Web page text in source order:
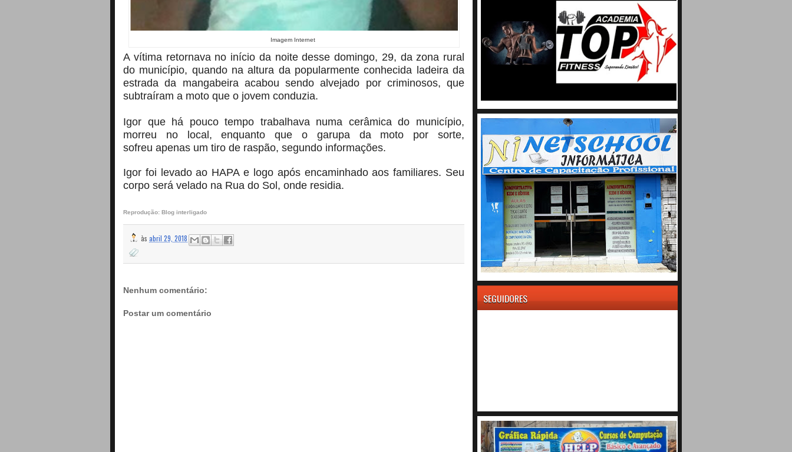
Imagem Internet
A vítima retornava no início da noite desse domingo, 29, da zona rural
do município, quando na altura da popularmente conhecida ladeira da
estrada da mangabeira acabou sendo alvejado por criminosos, que
subtraíram a moto que o jovem conduzia.
Igor que há pouco tempo trabalhava numa cerâmica do município,
morreu no local, enquanto que o garupa da moto por sorte,
sofreu apenas um tiro de raspão, segundo informações.
Igor foi levado ao HAPA e logo após encaminhado aos familiares. Seu
corpo será velado na Rua do Sol, onde residia.
Reprodução: Blog interligado
às abril 29, 2018
Nenhum comentário:
Postar um comentário
SEGUIDORES